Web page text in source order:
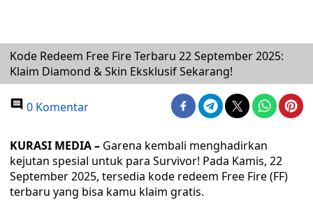
Kode Redeem Free Fire Terbaru 22 September 2025:
Klaim Diamond & Skin Eksklusif Sekarang!
0 Komentar
KURASI MEDIA – Garena kembali menghadirkan
kejutan spesial untuk para Survivor! Pada Kamis, 22
September 2025, tersedia kode redeem Free Fire (FF)
terbaru yang bisa kamu klaim gratis.